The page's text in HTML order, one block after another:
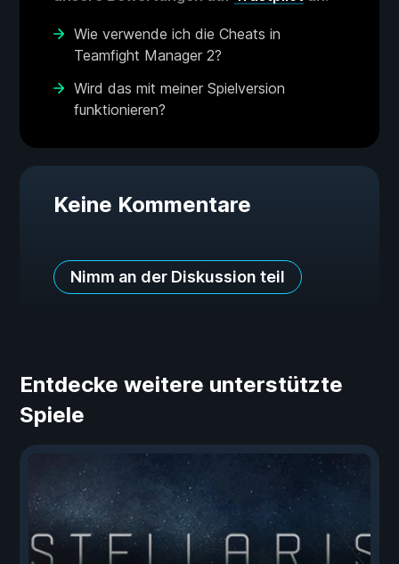
Wie verwende ich die Cheats in
Teamfight Manager 2?
Wird das mit meiner Spielversion
funktionieren?
Keine Kommentare
Nimm an der Diskussion teil
Entdecke weitere unterstützte
Spiele